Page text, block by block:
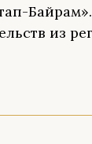
Байрам».
из